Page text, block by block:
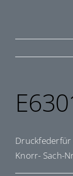
Druckfederfür
Knorr- Sach-